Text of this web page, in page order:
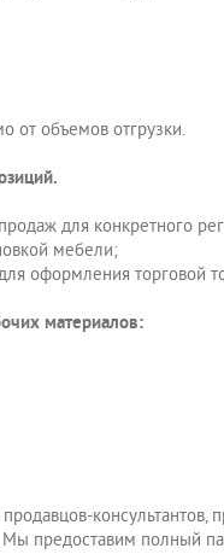
от объемов отгрузки.
для конкретного
мебели;
оформления торговой
материалов:
предоставим полный